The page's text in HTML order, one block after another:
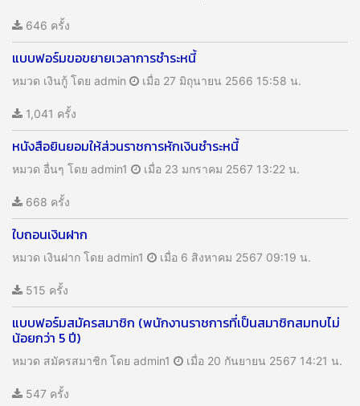
646 ครั้ง
แบบฟอร์มขอขยายเวลาการชำระหนี้
หมวด เงินกู้ โดย admin เมื่อ 27 มิถุนายน 2566 15:58 น.
1,041 ครั้ง
หนังสือยินยอมให้ส่วนราชการหักเงินชำระหนี้
หมวด อื่นๆ โดย admin1 เมื่อ 23 มกราคม 2567 13:22 น.
668 ครั้ง
ใบถอนเงินฝาก
หมวด เงินฝาก โดย admin1 เมื่อ 6 สิงหาคม 2567 09:19 น.
515 ครั้ง
แบบฟอร์มสมัครสมาชิก (พนักงานราชการที่เป็นสมาชิกสมทบไม่
น้อยกว่า 5 ปี)
หมวด สมัครสมาชิก โดย admin1 เมื่อ 20 กันยายน 2567 14:21 น.
547 ครั้ง